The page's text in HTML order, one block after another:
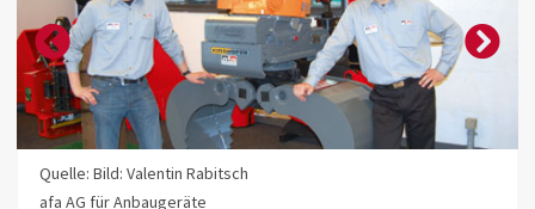
Quelle: Bild: Valentin Rabitsch
afa AG für Anbaugeräte